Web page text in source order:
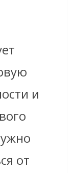
и
от